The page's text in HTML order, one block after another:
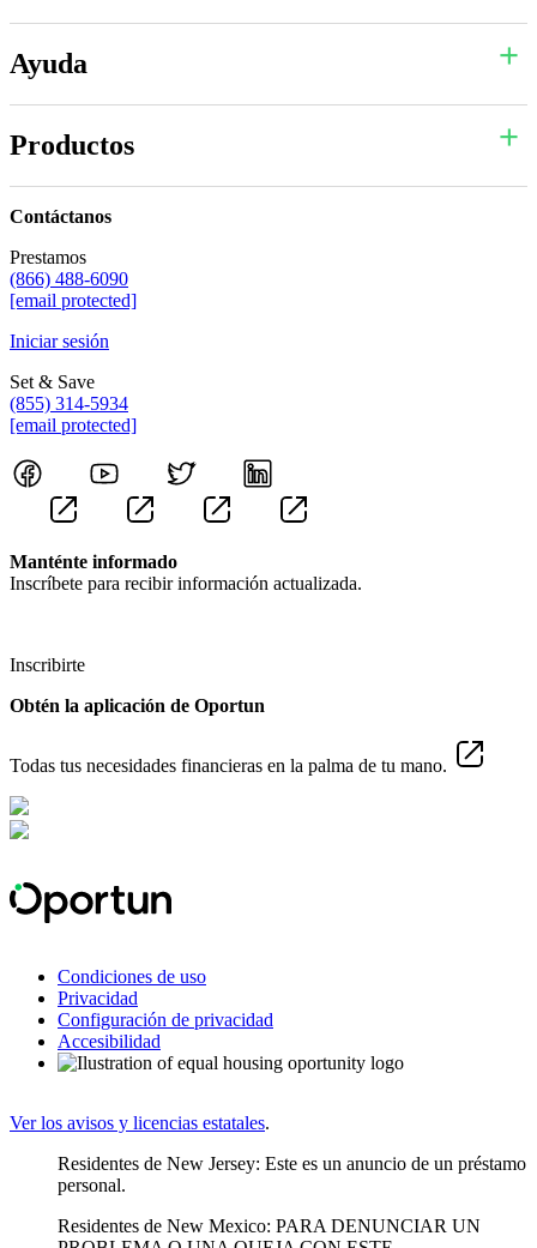
Ayuda
Productos
Contáctanos
Prestamos
(866) 488-6090
[email protected]
Iniciar sesión
Set & Save
(855) 314-5934
[email protected]
Manténte informado
Inscríbete para recibir información actualizada.
Inscribirte
Obtén la aplicación de Oportun
Todas tus necesidades financieras en la palma de tu mano.
Condiciones de uso
Privacidad
Configuración de privacidad
Accesibilidad
Ver los avisos y licencias estatales.
Residentes de New Jersey: Este es un anuncio de un préstamo
personal.
Residentes de New Mexico: PARA DENUNCIAR UN